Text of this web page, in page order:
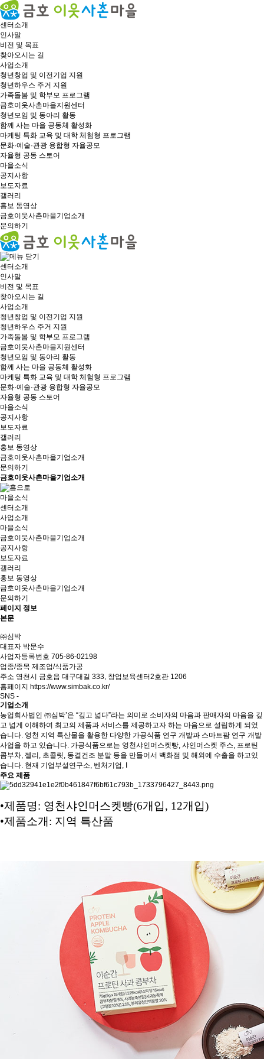
센터소개
인사말
비전 및 목표
찾아오시는 길
사업소개
청년창업 및 이전기업 지원
청년하우스 주거 지원
가족돌봄 및 학부모 프로그램
금호이웃사촌마을지원센터
청년모임 및 동아리 활동
함께 사는 마을 공동체 활성화
마케팅 특화 교육 및 대학 체험형 프로그램
문화·예술·관광 융합형 자율공모
자율형 공동 스토어
마을소식
공지사항
보도자료
갤러리
홍보 동영상
금호이웃사촌마을기업소개
문의하기
센터소개
인사말
비전 및 목표
찾아오시는 길
사업소개
청년창업 및 이전기업 지원
청년하우스 주거 지원
가족돌봄 및 학부모 프로그램
금호이웃사촌마을지원센터
청년모임 및 동아리 활동
함께 사는 마을 공동체 활성화
마케팅 특화 교육 및 대학 체험형 프로그램
문화·예술·관광 융합형 자율공모
자율형 공동 스토어
마을소식
공지사항
보도자료
갤러리
홍보 동영상
금호이웃사촌마을기업소개
문의하기
금호이웃사촌마을기업소개
마을소식
센터소개
사업소개
마을소식
금호이웃사촌마을기업소개
공지사항
보도자료
갤러리
홍보 동영상
금호이웃사촌마을기업소개
문의하기
페이지 정보
본문
㈜심박
대표자 박문수
사업자등록번호 705-86-02198
업종/종목 제조업/식품가공
주소 영천시 금호읍 대구대길 333, 창업보육센터2호관 1206
홈페이지 https://www.simbak.co.kr/
SNS -
기업소개
농업회사법인 ㈜심박’은 “깊고 넓다”라는 의미로 소비자의 마음과 판매자의 마음을 깊
고 넓게 이해하여 최고의 제품과 서비스를 제공하고자 하는 마음으로 설립하게 되었
습니다. 영천 지역 특산물을 활용한 다양한 가공식품 연구 개발과 스마트팜 연구 개발
사업을 하고 있습니다. 가공식품으로는 영천샤인머스켓빵, 샤인머스켓 주스, 프로틴
콤부차, 젤리, 초콜릿, 동결건조 분말 등을 만들어서 백화점 및 해외에 수출을 하고있
습니다. 현재 기업부설연구소, 벤처기업, I
주요 제품
•제품명: 영천샤인머스켓빵(6개입, 12개입)
•제품소개: 지역 특산품